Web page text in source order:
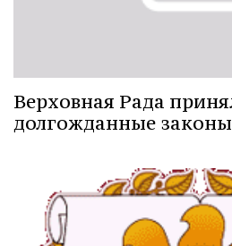
Верховная Рада
долгожданные законы